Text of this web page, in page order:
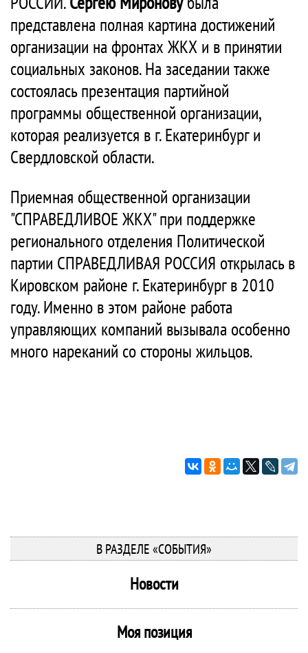
представлена полная картина достижений
организации на фронтах ЖКХ и в принятии
социальных законов. На заседании также
состоялась презентация партийной
программы общественной организации,
которая реализуется в г. Екатеринбург и
Свердловской области.
Приемная общественной организации
"СПРАВЕДЛИВОЕ ЖКХ" при поддержке
регионального отделения Политической
партии СПРАВЕДЛИВАЯ РОССИЯ открылась в
Кировском районе г. Екатеринбург в 2010
году. Именно в этом районе работа
управляющих компаний вызывала особенно
много нареканий со стороны жильцов.
В РАЗДЕЛЕ «СОБЫТИЯ»
Новости
Моя позиция